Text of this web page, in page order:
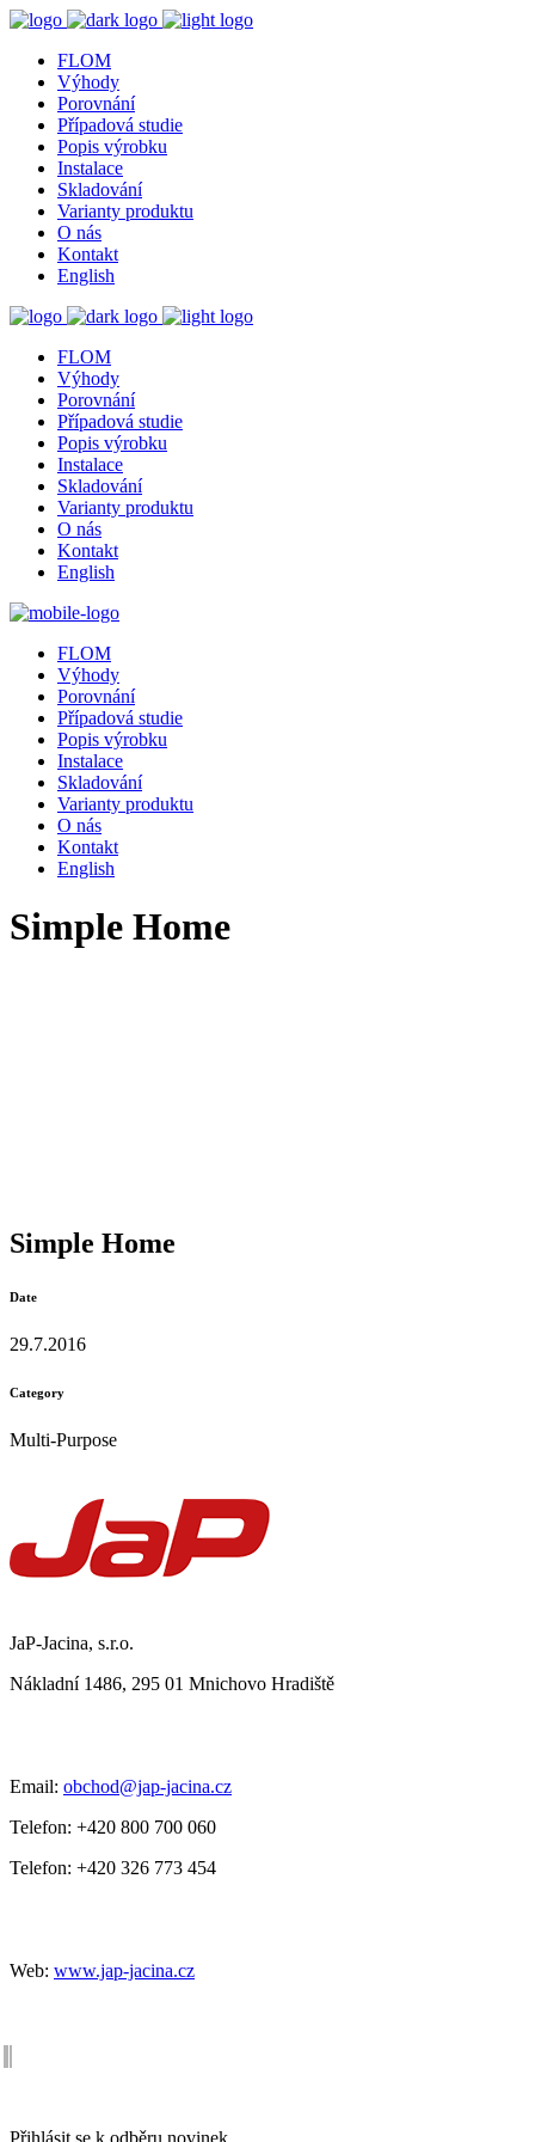
FLOM
Výhody
Porovnání
Případová studie
Popis výrobku
Instalace
Skladování
Varianty produktu
O nás
Kontakt
English
FLOM
Výhody
Porovnání
Případová studie
Popis výrobku
Instalace
Skladování
Varianty produktu
O nás
Kontakt
English
FLOM
Výhody
Porovnání
Případová studie
Popis výrobku
Instalace
Skladování
Varianty produktu
O nás
Kontakt
English
Simple Home
Simple Home
Date
29.7.2016
Category
Multi-Purpose
JaP-Jacina, s.r.o.
Nákladní 1486, 295 01 Mnichovo Hradiště
Email: obchod@jap-jacina.cz
Telefon: +420 800 700 060
Telefon: +420 326 773 454
Web: www.jap-jacina.cz